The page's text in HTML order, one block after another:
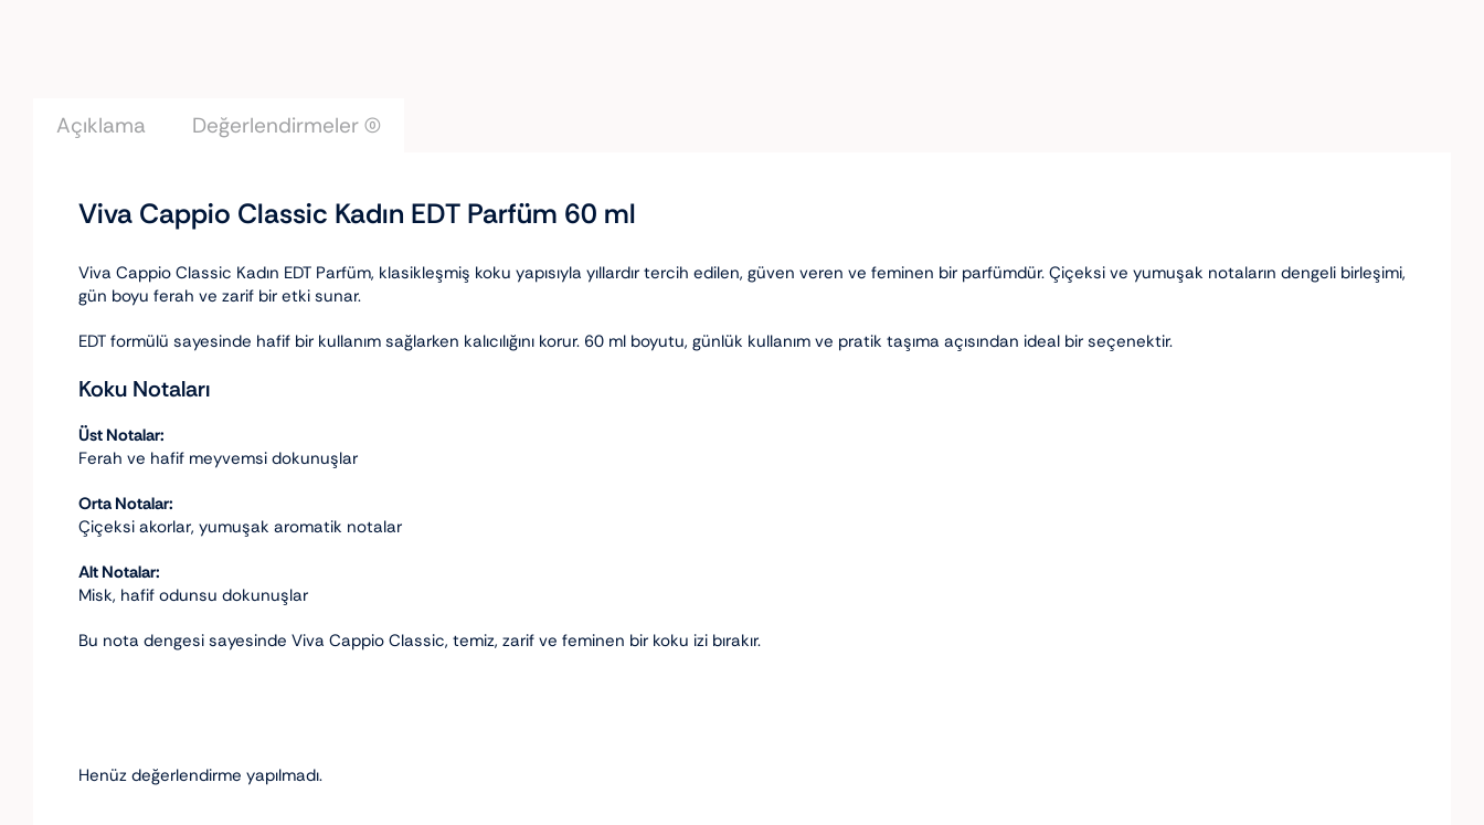
Açıklama Değerlendirmeler (0)
Viva Cappio Classic Kadın EDT Parfüm 60 ml
Viva Cappio Classic Kadın EDT Parfüm, klasikleşmiş koku yapısıyla yıllardır tercih edilen, güven veren ve feminen bir parfümdür. Çiçeksi ve yumuşak notaların dengeli birleşimi,
gün boyu ferah ve zarif bir etki sunar.
EDT formülü sayesinde hafif bir kullanım sağlarken kalıcılığını korur. 60 ml boyutu, günlük kullanım ve pratik taşıma açısından ideal bir seçenektir.
Koku Notaları
Üst Notalar:
Ferah ve hafif meyvemsi dokunuşlar
Orta Notalar:
Çiçeksi akorlar, yumuşak aromatik notalar
Alt Notalar:
Misk, hafif odunsu dokunuşlar
Bu nota dengesi sayesinde Viva Cappio Classic, temiz, zarif ve feminen bir koku izi bırakır.
Henüz değerlendirme yapılmadı.